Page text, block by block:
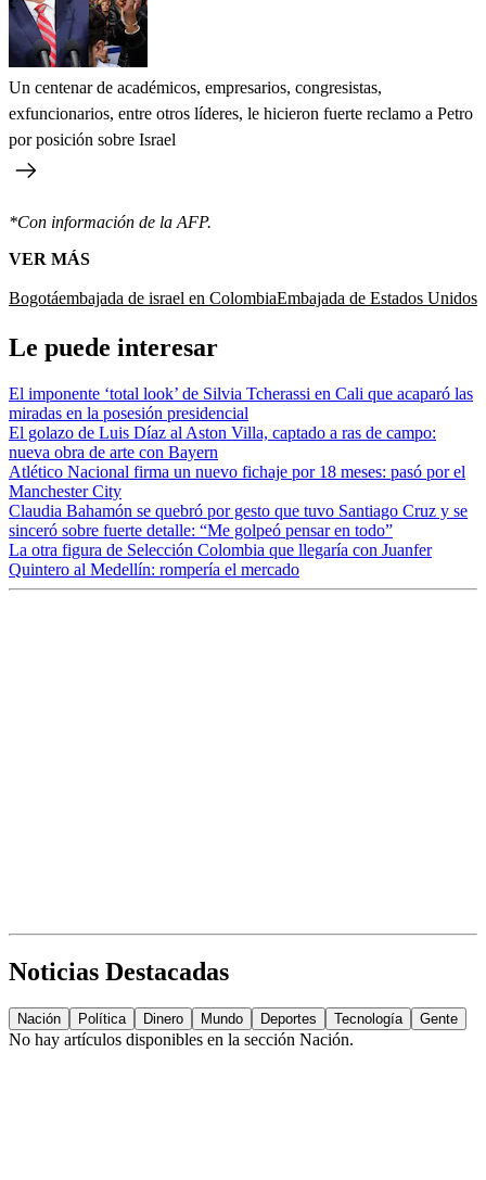
Un centenar de académicos, empresarios, congresistas,
exfuncionarios, entre otros líderes, le hicieron fuerte reclamo a Petro
por posición sobre Israel
*Con información de la AFP.
VER MÁS
Bogotáembajada de israel en ColombiaEmbajada de Estados Unidos
Le puede interesar
El imponente ‘total look’ de Silvia Tcherassi en Cali que acaparó las
miradas en la posesión presidencial
El golazo de Luis Díaz al Aston Villa, captado a ras de campo:
nueva obra de arte con Bayern
Atlético Nacional firma un nuevo fichaje por 18 meses: pasó por el
Manchester City
Claudia Bahamón se quebró por gesto que tuvo Santiago Cruz y se
sinceró sobre fuerte detalle: “Me golpeó pensar en todo”
La otra figura de Selección Colombia que llegaría con Juanfer
Quintero al Medellín: rompería el mercado
Noticias Destacadas
Nación Política Dinero Mundo Deportes Tecnología Gente
No hay artículos disponibles en la sección Nación.